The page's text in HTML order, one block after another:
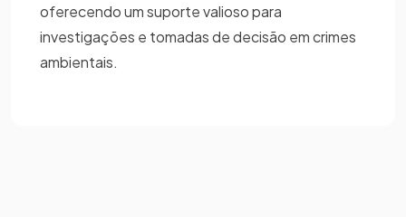
oferecendo um suporte valioso para
investigações e tomadas de decisão em crimes
ambientais.